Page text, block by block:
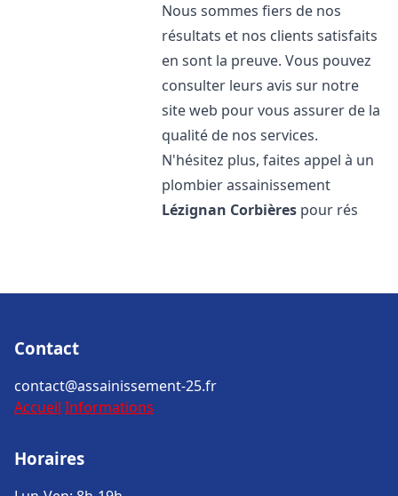
Nous sommes fiers de nos
résultats et nos clients satisfaits
en sont la preuve. Vous pouvez
consulter leurs avis sur notre
site web pour vous assurer de la
qualité de nos services.
N'hésitez plus, faites appel à un
plombier assainissement
Lézignan Corbières pour rés
Contact
contact@assainissement-25.fr
Accueil Informations
Horaires